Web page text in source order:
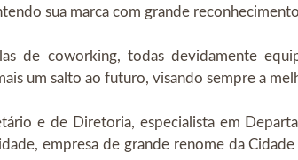
sua marca com grande
de coworking, todas devidamente
um salto ao futuro, visando sempre a
e de Diretoria, especialista em
empresa de grande renome da